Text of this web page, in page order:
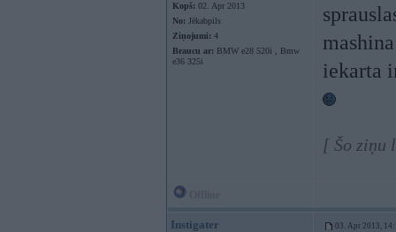
Kopš: 02. Apr 2013
No: Jēkabpils
Ziņojumi: 4
Braucu ar: BMW e28 520i , Bmw
e36 325i
iekarta
[ Šo ziņu
Instigater 03. Apr 2013,